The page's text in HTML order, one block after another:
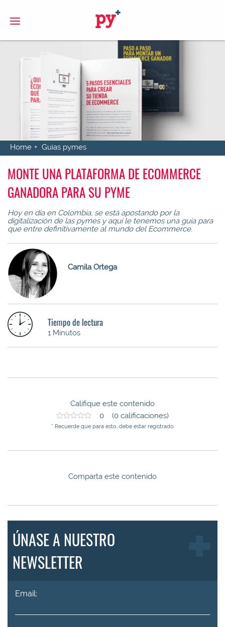
Home Guias pymes
MONTE UNA PLATAFORMA DE ECOMMERCE
GANADORA PARA SU PYME
Hoy en día en Colombia, se está apostando por la
digitalización de las pymes y aquí le tenemos una guía para
que entre definitivamente al mundo del Ecommerce.
Camila Ortega
Tiempo de lectura
1 Minutos
Califique este contenido
0 (0 calificaciones)
* Recuerde que para esto, debe estar registrado
Comparta este contenido
ÚNASE A NUESTRO
NEWSLETTER
Email: